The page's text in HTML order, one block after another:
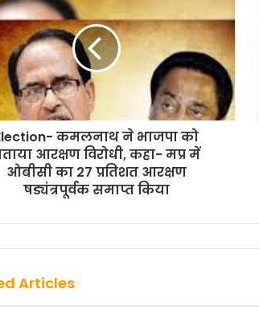
r
p
p
n
k
कमलनाथ ने भाजपा को
आरक्षण विरोधी, कहा- मप्र में
ओबीसी का 27 प्रतिशत आरक्षण
षड्यंत्रपूर्वक समाप्त किया
Articles